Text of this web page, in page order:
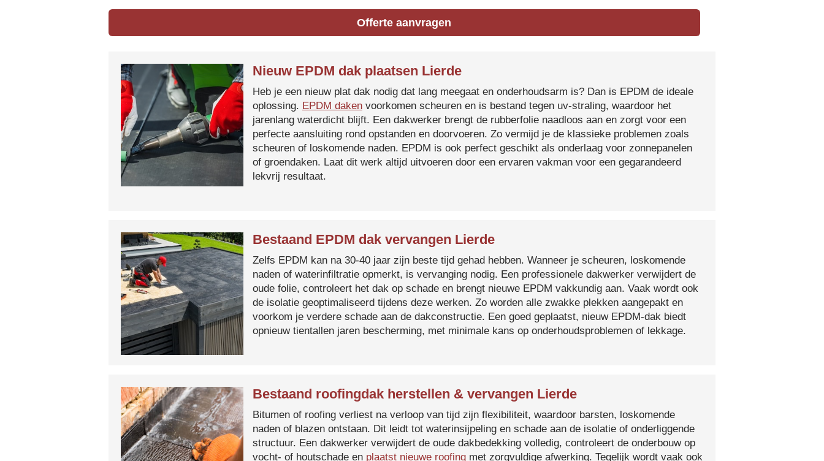
Offerte aanvragen
Nieuw EPDM dak plaatsen Lierde
Heb je een nieuw plat dak nodig dat lang meegaat en onderhoudsarm is? Dan is EPDM de ideale
oplossing. EPDM daken voorkomen scheuren en is bestand tegen uv-straling, waardoor het
jarenlang waterdicht blijft. Een dakwerker brengt de rubberfolie naadloos aan en zorgt voor een
perfecte aansluiting rond opstanden en doorvoeren. Zo vermijd je de klassieke problemen zoals
scheuren of loskomende naden. EPDM is ook perfect geschikt als onderlaag voor zonnepanelen
of groendaken. Laat dit werk altijd uitvoeren door een ervaren vakman voor een gegarandeerd
lekvrij resultaat.
Bestaand EPDM dak vervangen Lierde
Zelfs EPDM kan na 30-40 jaar zijn beste tijd gehad hebben. Wanneer je scheuren, loskomende
naden of waterinfiltratie opmerkt, is vervanging nodig. Een professionele dakwerker verwijdert de
oude folie, controleert het dak op schade en brengt nieuwe EPDM vakkundig aan. Vaak wordt ook
de isolatie geoptimaliseerd tijdens deze werken. Zo worden alle zwakke plekken aangepakt en
voorkom je verdere schade aan de dakconstructie. Een goed geplaatst, nieuw EPDM-dak biedt
opnieuw tientallen jaren bescherming, met minimale kans op onderhoudsproblemen of lekkage.
Bestaand roofingdak herstellen & vervangen Lierde
Bitumen of roofing verliest na verloop van tijd zijn flexibiliteit, waardoor barsten, loskomende
naden of blazen ontstaan. Dit leidt tot waterinsijpeling en schade aan de isolatie of onderliggende
structuur. Een dakwerker verwijdert de oude dakbedekking volledig, controleert de onderbouw op
vocht- of houtschade en plaatst nieuwe roofing met zorgvuldige afwerking. Tegelijk wordt vaak ook